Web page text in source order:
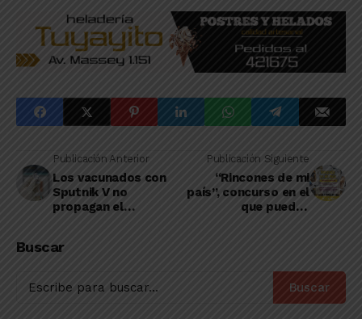
Publicación Anterior
Los vacunados con
Sputnik V no
propagan el
Publicación Siguiente
“Rincones de mi
país”, concurso en el
que pueden
Buscar
Buscar